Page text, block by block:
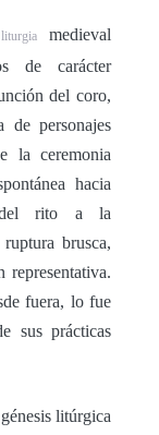
liturgia
medieval
de carácter
del coro,
de personajes
la ceremonia
hacia
del rito a la
brusca,
fuera, lo fue
sus prácticas
litúrgica